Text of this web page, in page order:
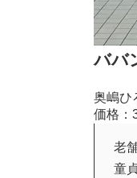
ババ
奥嶋ひ
価格：
老
童